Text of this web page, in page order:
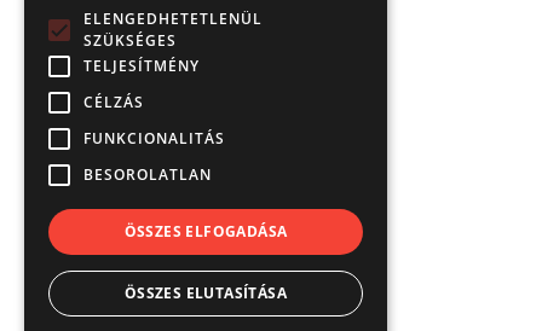
ELENGEDHETETLENÜL
SZÜKSÉGES
TELJESÍTMÉNY
CÉLZÁS
FUNKCIONALITÁS
BESOROLATLAN
ÖSSZES ELFOGADÁSA
ÖSSZES ELUTASÍTÁSA